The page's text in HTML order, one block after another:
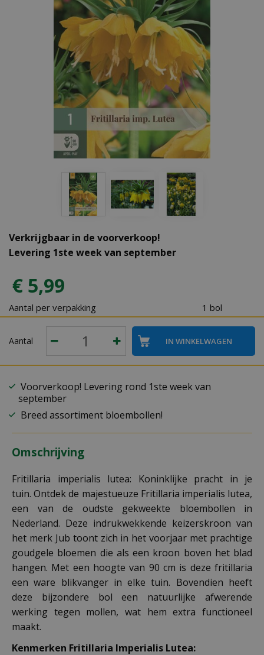
Verkrijgbaar in de voorverkoop!
Levering 1ste week van september
€ 5,99
Aantal per verpakking 1 bol
Aantal
Voorverkoop! Levering rond 1ste week van
september
Breed assortiment bloembollen!
Omschrijving
Fritillaria imperialis lutea: Koninklijke pracht in je
tuin. Ontdek de majestueuze Fritillaria imperialis lutea,
een van de oudste gekweekte bloembollen in
Nederland. Deze indrukwekkende keizerskroon van
het merk Jub toont zich in het voorjaar met prachtige
goudgele bloemen die als een kroon boven het blad
hangen. Met een hoogte van 90 cm is deze fritillaria
een ware blikvanger in elke tuin. Bovendien heeft
deze bijzondere bol een natuurlijke afwerende
werking tegen mollen, wat hem extra functioneel
maakt.
Kenmerken Fritillaria Imperialis Lutea: